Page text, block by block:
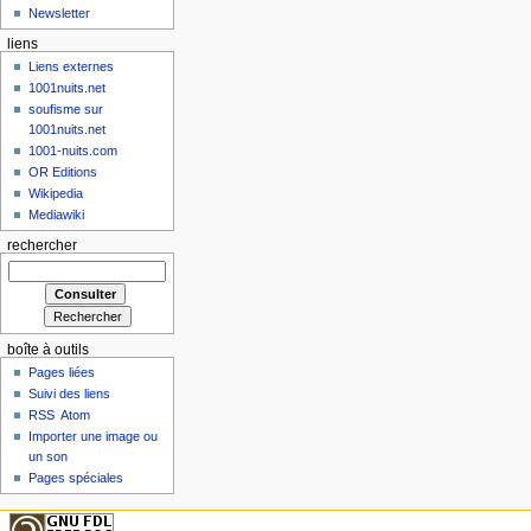
Newsletter
liens
Liens externes
1001nuits.net
soufisme sur
1001nuits.net
1001-nuits.com
OR Editions
Wikipedia
Mediawiki
rechercher
boîte à outils
Pages liées
Suivi des liens
RSS Atom
Importer une image ou
un son
Pages spéciales